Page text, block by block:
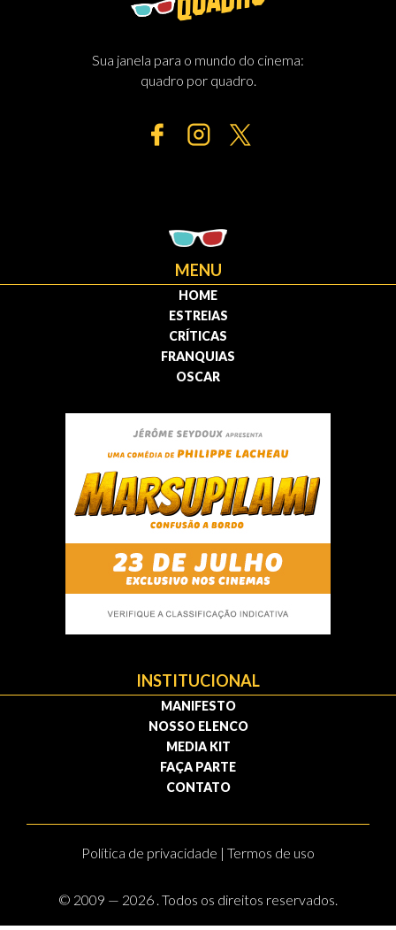
Sua janela para o mundo do cinema:
quadro por quadro.
MENU
HOME
ESTREIAS
CRÍTICAS
FRANQUIAS
OSCAR
INSTITUCIONAL
MANIFESTO
NOSSO ELENCO
MEDIA KIT
FAÇA PARTE
CONTATO
Política de privacidade | Termos de uso
© 2009 — 2026 . Todos os direitos reservados.